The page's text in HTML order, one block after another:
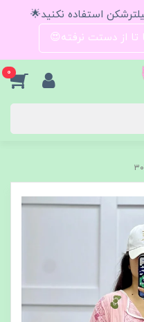
استفاده نکنید🌟
تا از دستت نرفته😍
0